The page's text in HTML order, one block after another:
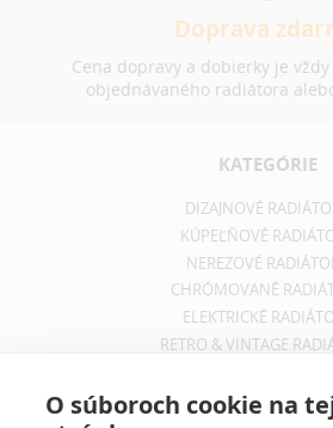
Doprava
Cena dopravy a dobierky je
objednávaného radiátora
KATEGÓRIE
DIZAJNOVÉ
KÚPEĽŇOVÉ
NEREZOVÉ
CHRÓMOVANÉ
ELEKTRICKÉ
RETRO & VINTAGE
O súboroch cookie na